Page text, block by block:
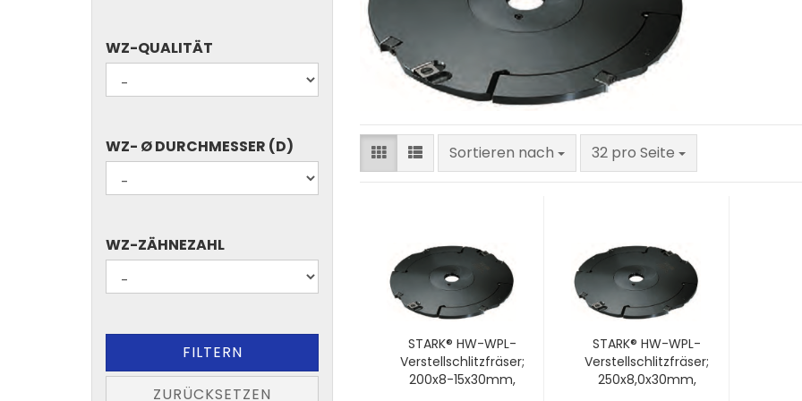
Sortieren nach
Sortieren nach 32 pro Seite
pro Seite
STARK® HW-WPL-
Verstellschlitzfräser;
200x8-15x30mm,
STARK® HW-WPL-
Verstellschlitzfräser;
250x8,0x30mm,
WZ-
QUALITÄT
WZ-QUALITÄT
WZ-
Ø
DURCHMESSER
WZ- Ø DURCHMESSER (D)
WZ-
ZÄHNEZAHL
WZ-ZÄHNEZAHL
FILTERN
ZURÜCKSETZEN